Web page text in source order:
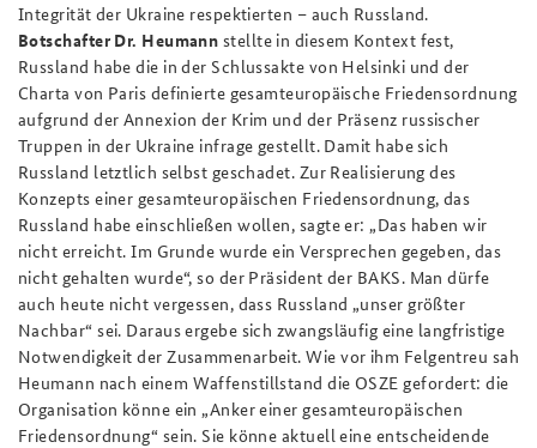
Integrität der Ukraine respektierten – auch Russland.
Botschafter Dr. Heumann stellte in diesem Kontext fest,
Russland habe die in der Schlussakte von Helsinki und der
Charta von Paris definierte gesamteuropäische Friedensordnung
aufgrund der Annexion der Krim und der Präsenz russischer
Truppen in der Ukraine infrage gestellt. Damit habe sich
Russland letztlich selbst geschadet. Zur Realisierung des
Konzepts einer gesamteuropäischen Friedensordnung, das
Russland habe einschließen wollen, sagte er: „Das haben wir
nicht erreicht. Im Grunde wurde ein Versprechen gegeben, das
nicht gehalten wurde“, so der Präsident der BAKS. Man dürfe
auch heute nicht vergessen, dass Russland „unser größter
Nachbar“ sei. Daraus ergebe sich zwangsläufig eine langfristige
Notwendigkeit der Zusammenarbeit. Wie vor ihm Felgentreu sah
Heumann nach einem Waffenstillstand die OSZE gefordert: die
Organisation könne ein „Anker einer gesamteuropäischen
Friedensordnung“ sein. Sie könne aktuell eine entscheidende